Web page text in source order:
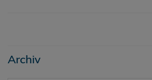
Archiv